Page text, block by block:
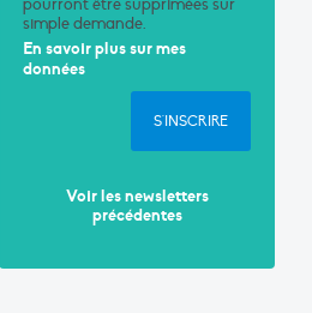
pourront être supprimées sur
simple demande.
En savoir plus sur mes
données
S'INSCRIRE
Voir les newsletters
précédentes